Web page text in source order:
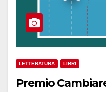
LETTERATURA LIBRI
Premio